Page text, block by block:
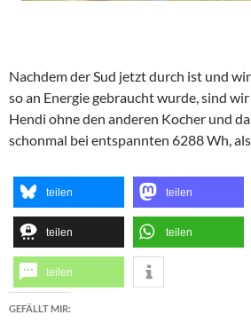
Nachdem der Sud jetzt durch ist und
so an Energie gebraucht wurde, sind
Hendi ohne den anderen Kocher und
schonmal bei entspannten 6288 Wh,
teilen teilen
teilen teilen
teilen
GEFÄLLT MIR: